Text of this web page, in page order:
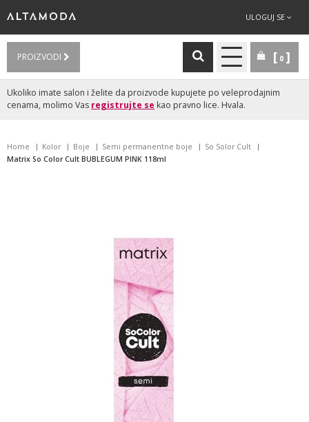
ULOGUJ SE
PROIZVODI 0
Ukoliko imate salon i želite da proizvode kupujete po veleprodajnim
cenama, molimo Vas registrujte se kao pravno lice. Hvala.
Home Kolor Boje Semi permanentne boje
So Solor Cult
Matrix So Color Cult BUBLEGUM PINK 118ml